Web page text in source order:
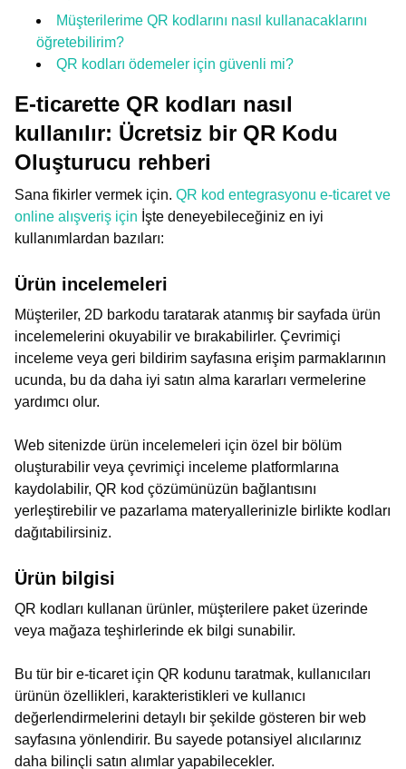
Müşterilerime QR kodlarını nasıl kullanacaklarını
öğretebilirim?
QR kodları ödemeler için güvenli mi?
E-ticarette QR kodları nasıl
kullanılır: Ücretsiz bir QR Kodu
Oluşturucu rehberi
Sana fikirler vermek için. QR kod entegrasyonu e-ticaret ve
online alışveriş için İşte deneyebileceğiniz en iyi
kullanımlardan bazıları:
Ürün incelemeleri
Müşteriler, 2D barkodu taratarak atanmış bir sayfada ürün
incelemelerini okuyabilir ve bırakabilirler. Çevrimiçi
inceleme veya geri bildirim sayfasına erişim parmaklarının
ucunda, bu da daha iyi satın alma kararları vermelerine
yardımcı olur.
Web sitenizde ürün incelemeleri için özel bir bölüm
oluşturabilir veya çevrimiçi inceleme platformlarına
kaydolabilir, QR kod çözümünüzün bağlantısını
yerleştirebilir ve pazarlama materyallerinizle birlikte kodları
dağıtabilirsiniz.
Ürün bilgisi
QR kodları kullanan ürünler, müşterilere paket üzerinde
veya mağaza teşhirlerinde ek bilgi sunabilir.
Bu tür bir e-ticaret için QR kodunu taratmak, kullanıcıları
ürünün özellikleri, karakteristikleri ve kullanıcı
değerlendirmelerini detaylı bir şekilde gösteren bir web
sayfasına yönlendirir. Bu sayede potansiyel alıcılarınız
daha bilinçli satın alımlar yapabilecekler.